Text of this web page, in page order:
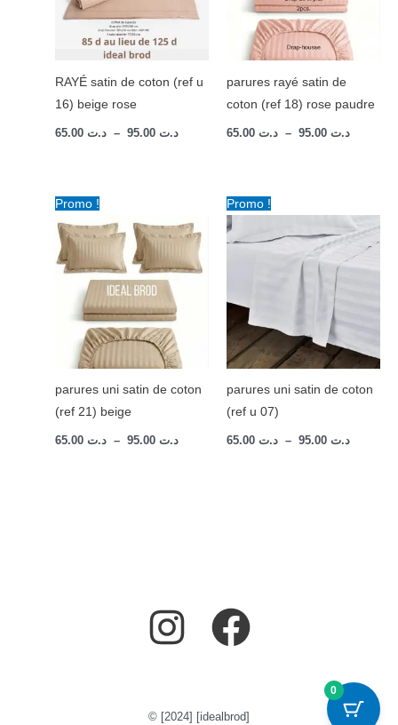
RAYÉ satin de coton (ref u
16) beige rose
د.ت – د.ت
parures rayé satin de
coton (ref 18) rose paudre
د.ت – د.ت
Promo !
parures uni satin de coton
(ref 21) beige
د.ت – د.ت
prix :
د.ت 65.00
Promo !
parures uni satin de coton
(ref u 07)
د.ت – د.ت
de
prix :
د.ت 65.00
à
95.00
© [2024] [idealbrod]
0